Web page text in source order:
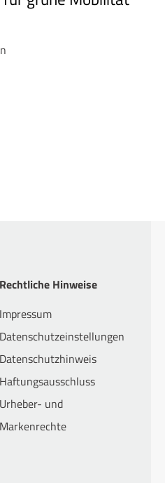
Rechtliche Hinweise
Impressum
Datenschutzeinstellungen
Datenschutzhinweis
Haftungsausschluss
Urheber- und
Markenrechte